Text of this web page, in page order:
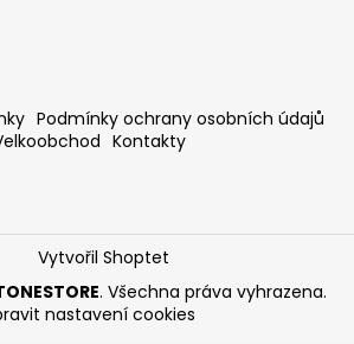
Podmínky ochrany osobních údajů
Kontakty
Vytvořil Shoptet
. Všechna práva vyhrazena.
nastavení cookies